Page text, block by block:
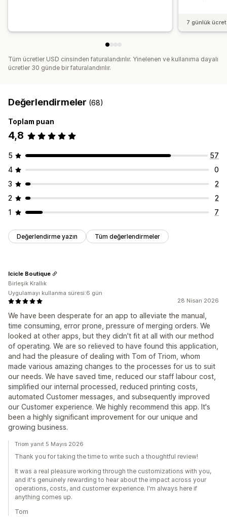
7 günlük
Tüm ücretler USD cinsinden faturalandırılır. Yinelenen ve kullanıma dayalı
ücretler 30 günde bir faturalandırılır.
Değerlendirmeler (68)
Toplam puan
4,8
5
57
4
0
3
2
2
2
1
7
Değerlendirme yazın Tüm değerlendirmeler
28 Nisan 2026
We have been desperate for an app to alleviate the manual,
time consuming, error prone, pressure of merging orders. We
looked at other apps, but they didn't fit at all with our method
of operating. We are so relieved to have found this application,
and had the pleasure of dealing with Tom of Triom, whom
made various amazing changes to the processes for us to suit
our needs. We have saved time, reduced our staff labour cost,
simplified our internal processed, reduced printing costs,
automated Customer messages, and subsequently improved
our Customer experience. We highly recommend this app. It's
been a highly significant improvement for our unique and
growing business.
Icicle Boutique
Birleşik Krallık
Uygulamayı kullanma süresi:6 gün
Triom yanıt 5 Mayıs 2026
Thank you for taking the time to write such a thoughtful review!
It was a real pleasure working through the customizations with you,
and it's genuinely rewarding to hear about the impact across your
operations, costs, and customer experience. I'm always here if
anything comes up.
Tom